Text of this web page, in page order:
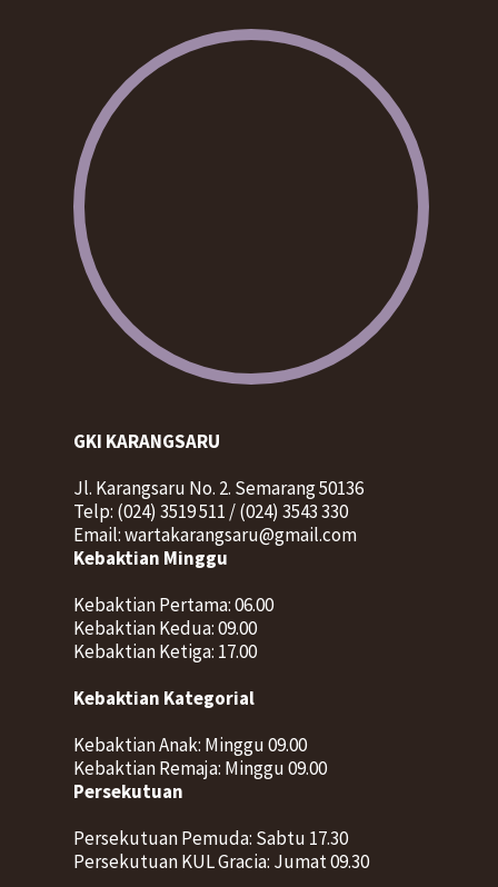
GKI KARANGSARU
Jl. Karangsaru No. 2. Semarang 50136
Telp: (024) 3519 511 / (024) 3543 330
Email: wartakarangsaru@gmail.com
Kebaktian Minggu
Kebaktian Pertama: 06.00
Kebaktian Kedua: 09.00
Kebaktian Ketiga: 17.00
Kebaktian Kategorial
Kebaktian Anak: Minggu 09.00
Kebaktian Remaja: Minggu 09.00
Persekutuan
Persekutuan Pemuda: Sabtu 17.30
Persekutuan KUL Gracia: Jumat 09.30